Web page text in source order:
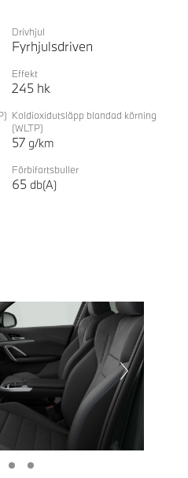
Drivhjul
Fyrhjulsdriven
Effekt
245 hk
Koldioxidutsläpp blandad körning
(WLTP)
57 g/km
Förbifartsbuller
65 db(A)
Next